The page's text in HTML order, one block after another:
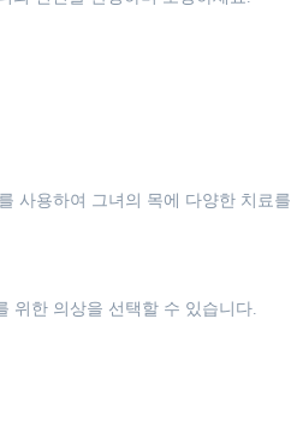
사용하여 그녀의 목에 다양한 치료
위한 의상을 선택할 수 있습니다.